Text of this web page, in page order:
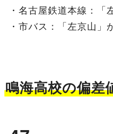
・名古屋鉄道本線：「
・市バス：「左京山」
鳴海高校の偏差